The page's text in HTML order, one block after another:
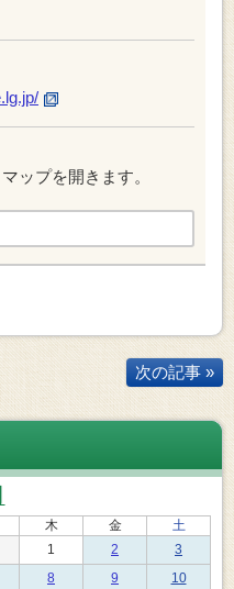
ップを開きます。
次の記事 »
木 金
土
1
2
3
8 9
10